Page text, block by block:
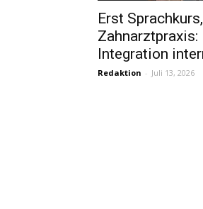
Erst
Integration
Redaktion - Juli 13, 2026